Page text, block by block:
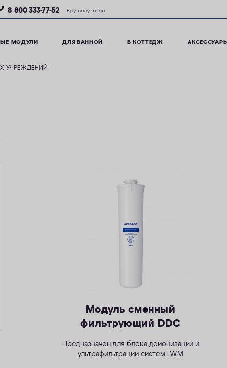
8 800 333-77-52 Круглосуточно
МОДУЛИ ДЛЯ ВАННОЙ В КОТТЕДЖ АКСЕССУАРЫ
УЧРЕЖДЕНИЙ
Модуль сменный
фильтрующий DDC
Предназначен для блока деионизации и
ультрафильтрации систем LWM